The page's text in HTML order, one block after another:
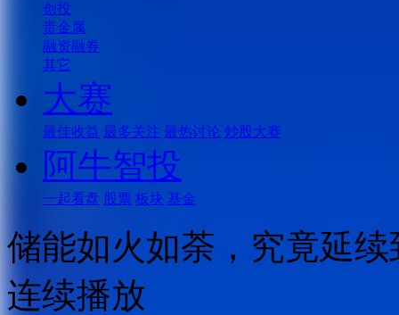
创投
贵金属
融资融券
其它
大赛
最佳收益 最多关注 最热讨论 炒股大赛
阿牛智投
一起看盘 股票 板块 基金
储能如火如荼，究竟延
连续播放